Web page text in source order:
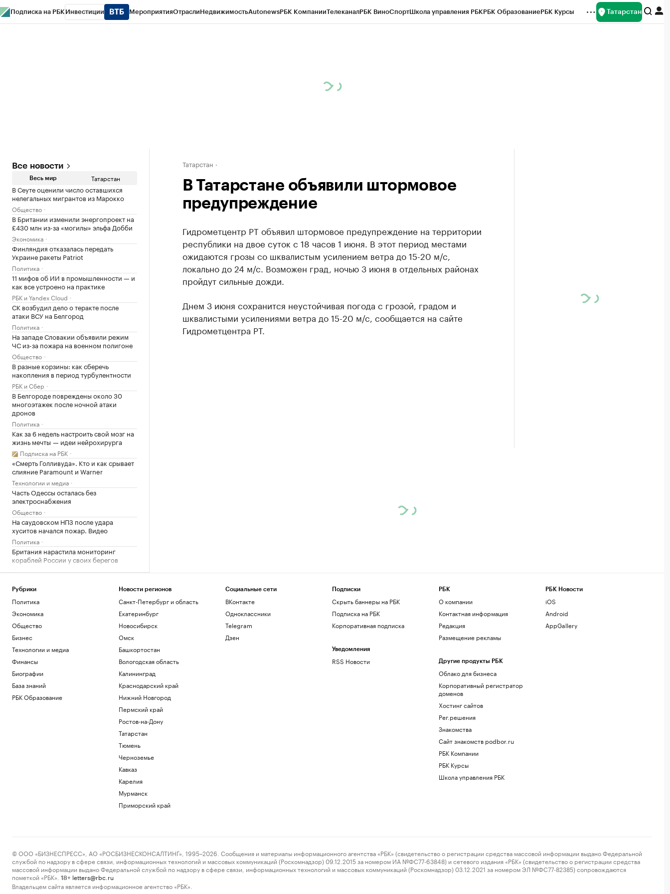
Подписка на РБК Инвестиции МероприятияОтраслиНедвижимостьAutonewsРБК КомпанииТелеканалРБК ВиноСпортШкола управления РБКРБК ОбразованиеРБК Курсы Татарстан
Все новости
Весь мир Татарстан
В Сеуте оценили число оставшихся
нелегальных мигрантов из Марокко
Общество
В Британии изменили энергопроект на
£430 млн из-за «могилы» эльфа Добби
Экономика
Финляндия отказалась передать
Украине ракеты Patriot
Политика
11 мифов об ИИ в промышленности — и
как все устроено на практике
РБК и Yandex Cloud
СК возбудил дело о теракте после
атаки ВСУ на Белгород
Политика
На западе Словакии объявили режим
ЧС из-за пожара на военном полигоне
Общество
В разные корзины: как сберечь
накопления в период турбулентности
РБК и Сбер
В Белгороде повреждены около 30
многоэтажек после ночной атаки
дронов
Политика
Как за 6 недель настроить свой мозг на
жизнь мечты — идеи нейрохирурга
Подписка на РБК
«Смерть Голливуда». Кто и как срывает
слияние Paramount и Warner
Технологии и медиа
Часть Одессы осталась без
электроснабжения
Общество
На саудовском НПЗ после удара
хуситов начался пожар. Видео
Политика
Британия нарастила мониторинг
кораблей России у своих берегов
Политика
сознание во время автограф-сессии в
США
Сила цвета. Как Stanley заработала
$750 млн, продавая термосы
женщинам
Как Петербургская биржа влияет на
бизнес и экономику
РБК и Петербургская Биржа
Три человека погибли при ночной
атаке на Белгород
Число погибших в ходе протестов в
пакистанской зоне Кашмира достигло
Хуситы атаковали беспилотником НПЗ
В Татарстане и Башкортостане утром
Татарстан
В Татарстане объявили штормовое
предупреждение
Гидрометцентр РТ объявил штормовое предупреждение на территории
республики на двое суток с 18 часов 1 июня. В этот период местами
ожидаются грозы со шквалистым усилением ветра до 15-20 м/с,
локально до 24 м/с. Возможен град, ночью 3 июня в отдельных районах
пройдут сильные дожди.
Днем 3 июня сохранится неустойчивая погода с грозой, градом и
шквалистыми усилениями ветра до 15-20 м/с, сообщается на сайте
Гидрометцентра РТ.
Рубрики
Политика
Экономика
Общество
Бизнес
Технологии и медиа
Финансы
Биографии
База знаний
РБК Образование
Новости регионов
Санкт-Петербург и область
Екатеринбург
Новосибирск
Омск
Башкортостан
Вологодская область
Калининград
Краснодарский край
Нижний Новгород
Пермский край
Ростов-на-Дону
Татарстан
Тюмень
Черноземье
Кавказ
Карелия
Мурманск
Приморский край
Социальные сети
ВКонтакте
Одноклассники
Telegram
Дзен
Подписки
Скрыть баннеры на РБК
Подписка на РБК
Корпоративная подписка
Уведомления
RSS Новости
РБК
О компании
Контактная информация
Редакция
Размещение рекламы
Другие продукты РБК
Облако для бизнеса
Корпоративный регистратор
доменов
Хостинг сайтов
Рег.решения
Знакомства
Сайт знакомств podbor.ru
РБК Компании
РБК Курсы
Школа управления РБК
РБК Новости
iOS
Android
AppGallery
© ООО «БИЗНЕСПРЕСС», АО «РОСБИЗНЕСКОНСАЛТИНГ», 1995–2026. Сообщения и материалы информационного агентства «РБК» (свидетельство о регистрации средства массовой информации выдано Федеральной
службой по надзору в сфере связи, информационных технологий и массовых коммуникаций (Роскомнадзор) 09.12.2015 за номером ИА №ФС77-63848) и сетевого издания «РБК» (свидетельство о регистрации средства
массовой информации выдано Федеральной службой по надзору в сфере связи, информационных технологий и массовых коммуникаций (Роскомнадзор) 03.12.2021 за номером ЭЛ №ФС77-82385) сопровождаются
пометкой «РБК».
18+ letters@rbc.ru
Владельцем сайта является информационное агентство «РБК».